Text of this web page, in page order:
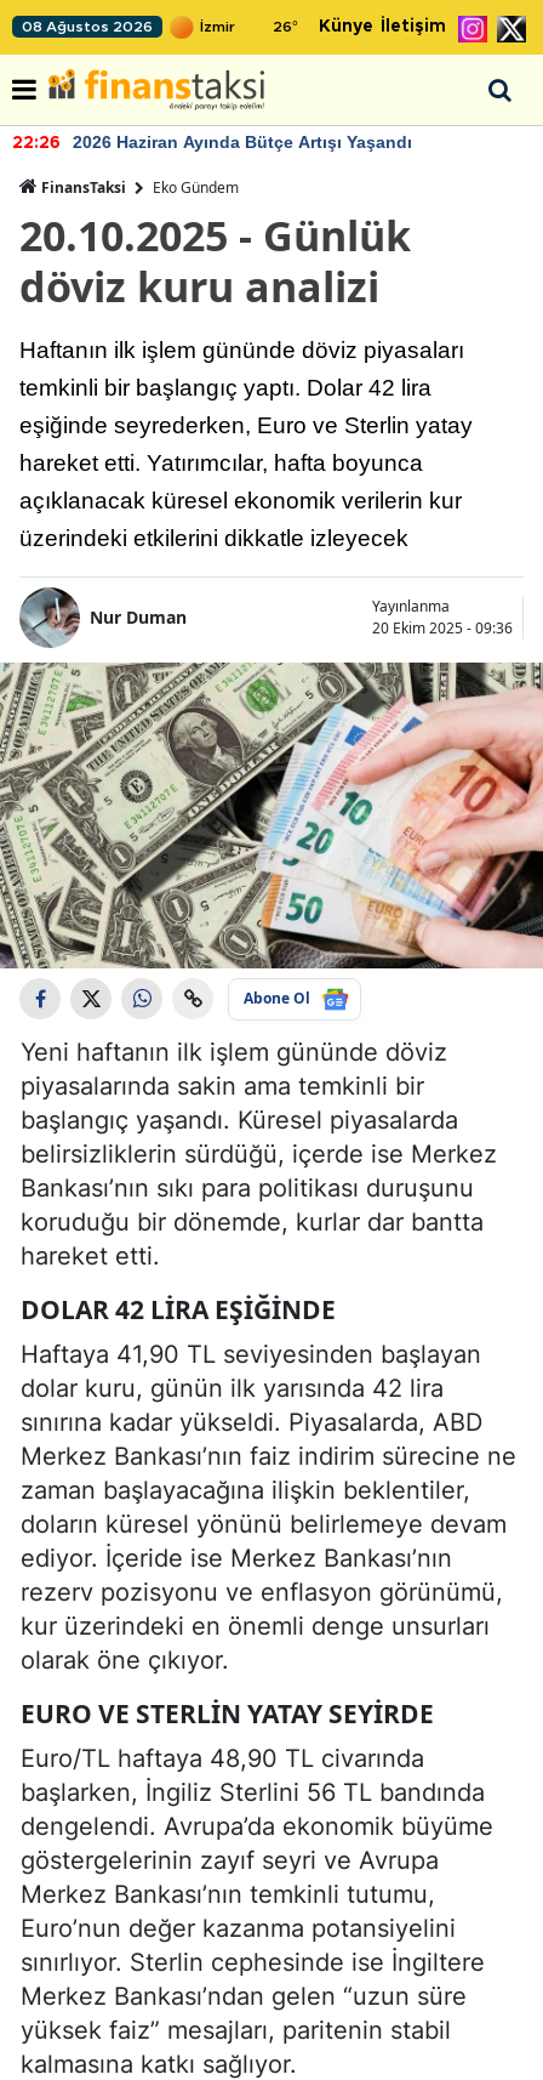
08 Ağustos 2026 26° Künye İletişim
22:26 2026 Haziran Ayında Bütçe Artışı Yaşandı
FinansTaksi Eko Gündem
20.10.2025 - Günlük
döviz kuru analizi
Haftanın ilk işlem gününde döviz piyasaları
temkinli bir başlangıç yaptı. Dolar 42 lira
eşiğinde seyrederken, Euro ve Sterlin yatay
hareket etti. Yatırımcılar, hafta boyunca
açıklanacak küresel ekonomik verilerin kur
üzerindeki etkilerini dikkatle izleyecek
Nur Duman
Yayınlanma
20 Ekim 2025 - 09:36
Abone Ol
Yeni haftanın ilk işlem gününde döviz
piyasalarında sakin ama temkinli bir
başlangıç yaşandı. Küresel piyasalarda
belirsizliklerin sürdüğü, içerde ise Merkez
Bankası’nın sıkı para politikası duruşunu
koruduğu bir dönemde, kurlar dar bantta
hareket etti.
DOLAR 42 LIRA EŞIĞINDE
Haftaya 41,90 TL seviyesinden başlayan
dolar kuru, günün ilk yarısında 42 lira
sınırına kadar yükseldi. Piyasalarda, ABD
Merkez Bankası’nın faiz indirim sürecine ne
zaman başlayacağına ilişkin beklentiler,
doların küresel yönünü belirlemeye devam
ediyor. İçeride ise Merkez Bankası’nın
rezerv pozisyonu ve enflasyon görünümü,
kur üzerindeki en önemli denge unsurları
olarak öne çıkıyor.
EURO VE STERLIN YATAY SEYIRDE
Euro/TL haftaya 48,90 TL civarında
başlarken, İngiliz Sterlini 56 TL bandında
dengelendi. Avrupa’da ekonomik büyüme
göstergelerinin zayıf seyri ve Avrupa
Merkez Bankası’nın temkinli tutumu,
Euro’nun değer kazanma potansiyelini
sınırlıyor. Sterlin cephesinde ise İngiltere
Merkez Bankası’ndan gelen “uzun süre
yüksek faiz” mesajları, paritenin stabil
kalmasına katkı sağlıyor.